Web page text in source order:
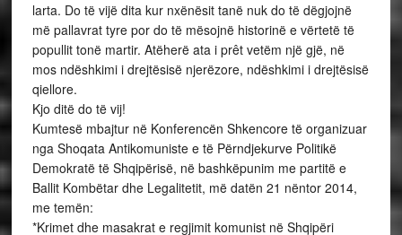
larta. Do të vijë dita kur nxënësit tanë nuk do të dëgjojnë
më pallavrat tyre por do të mësojnë historinë e vërtetë të
popullit tonë martir. Atëherë ata i prêt vetëm një gjë, në
mos ndëshkimi i drejtësisë njerëzore, ndëshkimi i drejtësisë
qiellore.
Kjo ditë do të vij!
Kumtesë mbajtur në Konferencën Shkencore të organizuar
nga Shoqata Antikomuniste e të Përndjekurve Politikë
Demokratë të Shqipërisë, në bashkëpunim me partitë e
Ballit Kombëtar dhe Legalitetit, më datën 21 nëntor 2014,
me temën:
*Krimet dhe masakrat e regjimit komunist në Shqipëri